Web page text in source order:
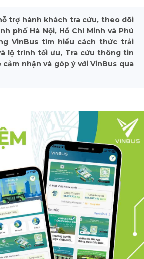
trợ hành khách tra cứu, theo dõi
phố Hà Nội, Hồ Chí Minh và Phú
VinBus tìm hiểu cách thức trải
lộ trình tối ưu, Tra cứu thông tin
nhận và góp ý với VinBus qua